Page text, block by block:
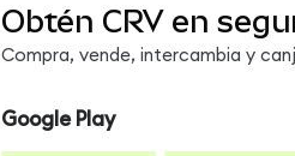
Obtén CRV en
Compra, vende, intercambia y
Google Play